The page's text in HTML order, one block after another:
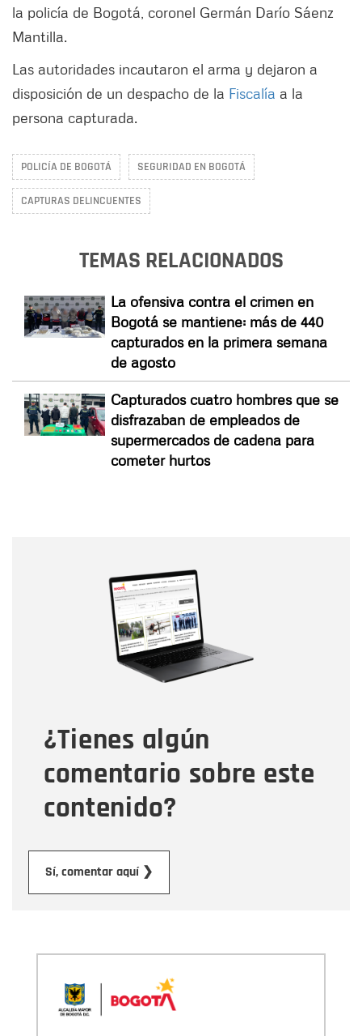
la policía de Bogotá, coronel Germán Darío Sáenz
Mantilla.
Las autoridades incautaron el arma y dejaron a
disposición de un despacho de la Fiscalía a la
persona capturada.
POLICÍA DE BOGOTÁ SEGURIDAD EN BOGOTÁ
CAPTURAS DELINCUENTES
TEMAS RELACIONADOS
La ofensiva contra el crimen en
Bogotá se mantiene: más de 440
capturados en la primera semana
de agosto
Capturados cuatro hombres que se
disfrazaban de empleados de
supermercados de cadena para
cometer hurtos
¿Tienes algún
comentario sobre este
contenido?
Sí, comentar aquí ❯
Correo electrónico
Tipo de comentario
Mensaje